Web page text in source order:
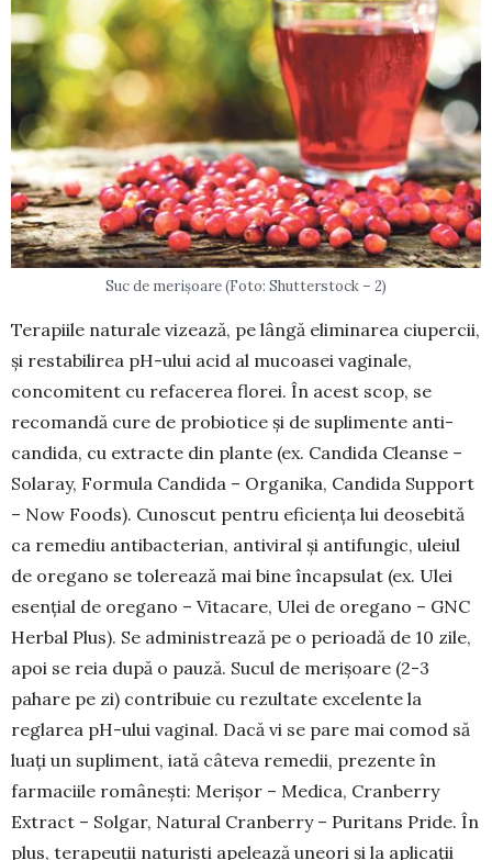
Suc de merișoare (Foto: Shutterstock – 2)
Terapiile naturale vizează, pe lângă eliminarea ciupercii,
și restabilirea pH-ului acid al mucoasei vaginale,
concomitent cu refacerea florei. În acest scop, se
recomandă cure de probiotice și de supli­mente anti-
candida, cu extracte din plante (ex. Can­dida Cleanse –
Solaray, Formula Candida – Orga­nika, Candida Support
– Now Foods). Cu­nos­cut pentru eficiența lui deosebită
ca remediu antibac­terian, antiviral și antifungic, uleiul
de oregano se tolerează mai bine încapsulat (ex. Ulei
esențial de oregano – Vitacare, Ulei de oregano – GNC
Herbal Plus). Se administrează pe o peri­oa­dă de 10 zile,
apoi se reia după o pauză. Sucul de merișoare (2-3
pahare pe zi) contribuie cu re­zultate excelente la
reglarea pH-ului vaginal. Dacă vi se pare mai comod să
luați un supliment, iată câteva remedii, prezente în
farmaciile românești: Merișor – Me­dica, Cranberry
Extract – Solgar, Natural Cran­berry – Puritans Pride. În
plus, tera­peuții naturiști apelează uneori și la aplicații